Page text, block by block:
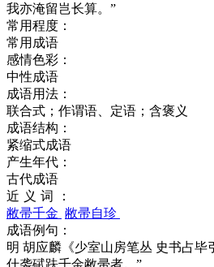
我亦淹留岂长算。”
常用程度：
常用成语
感情色彩：
中性成语
成语用法：
联合式；作谓语、定语；含褒义
成语结构：
紧缩式成语
产生年代：
古代成语
近义词：
敝帚千金 敝帚自珍
成语例句：
明 胡应麟《少室山房笔丛 史书占毕
什袭碔趺千金敝帚者。”